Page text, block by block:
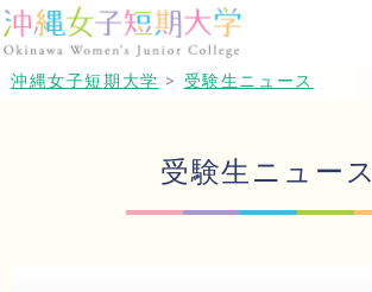
沖縄女子短期大学 > 受験生ニュース
受験生ニュース